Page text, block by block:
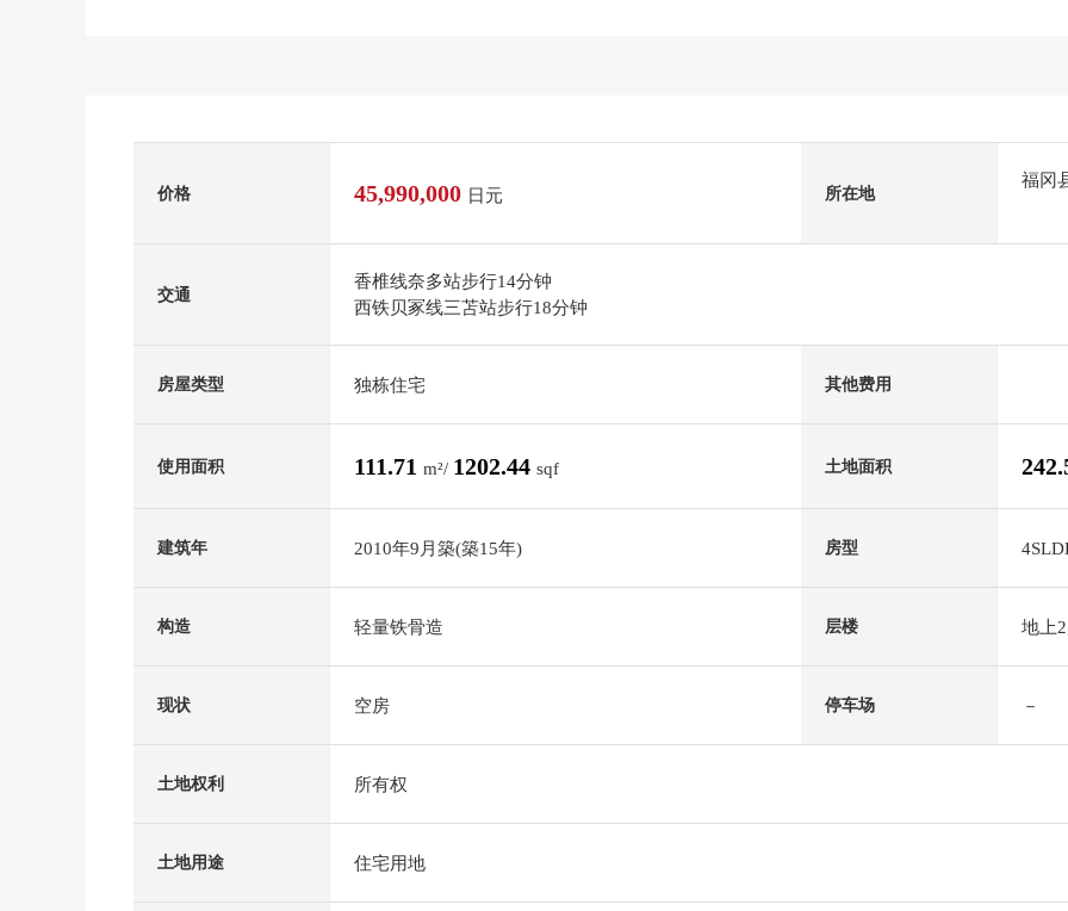
价格 45,990,000 日元 所在地
福冈
交通
香椎线奈多站步行14分钟
西铁贝冢线三苫站步行18分钟
房屋类型 独栋住宅 其他费用
使用面积 111.71 m²/ 1202.44 sqf 土地面积
建筑年 2010年9月築(築15年) 房型
构造 轻量铁骨造 层楼 地上
现状 空房 停车场 －
土地权利 所有权
土地用途 住宅用地